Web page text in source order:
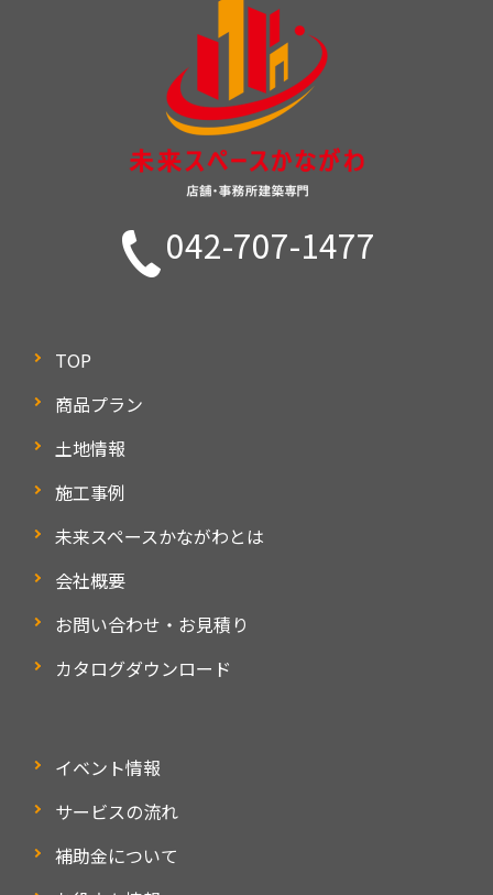
042-707-1477
TOP
商品プラン
土地情報
施工事例
未来スペースかながわとは
会社概要
お問い合わせ・お見積り
カタログダウンロード
イベント情報
サービスの流れ
補助金について